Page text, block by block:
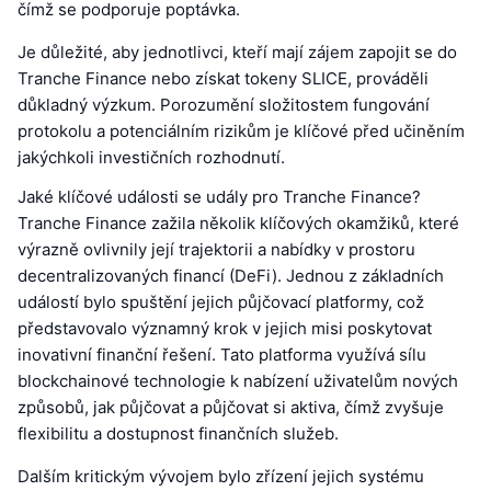
čímž se podporuje poptávka.
Je důležité, aby jednotlivci, kteří mají zájem zapojit se do
Tranche Finance nebo získat tokeny SLICE, prováděli
důkladný výzkum. Porozumění složitostem fungování
protokolu a potenciálním rizikům je klíčové před učiněním
jakýchkoli investičních rozhodnutí.
Jaké klíčové události se udály pro Tranche Finance?
Tranche Finance zažila několik klíčových okamžiků, které
výrazně ovlivnily její trajektorii a nabídky v prostoru
decentralizovaných financí (DeFi). Jednou z základních
událostí bylo spuštění jejich půjčovací platformy, což
představovalo významný krok v jejich misi poskytovat
inovativní finanční řešení. Tato platforma využívá sílu
blockchainové technologie k nabízení uživatelům nových
způsobů, jak půjčovat a půjčovat si aktiva, čímž zvyšuje
flexibilitu a dostupnost finančních služeb.
Dalším kritickým vývojem bylo zřízení jejich systému